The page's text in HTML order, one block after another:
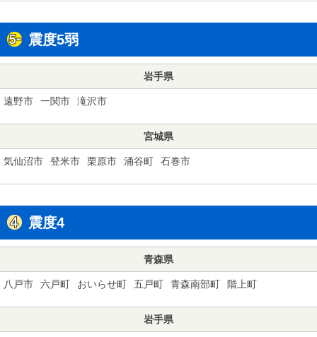
震度5弱
岩手県
遠野市 一関市 滝沢市
宮城県
気仙沼市 登米市 栗原市 涌谷町 石巻市
震度4
青森県
八戸市 六戸町 おいらせ町 五戸町 青森南部町 階上町
岩手県